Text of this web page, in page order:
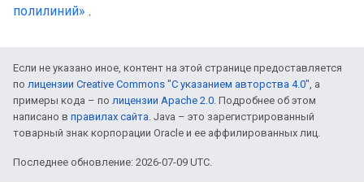
полилиний» .
Если не указано иное, контент на этой странице предоставляется
по лицензии Creative Commons "С указанием авторства 4.0", а
примеры кода – по лицензии Apache 2.0. Подробнее об этом
написано в правилах сайта. Java – это зарегистрированный
товарный знак корпорации Oracle и ее аффилированных лиц.
Последнее обновление: 2026-07-09 UTC.